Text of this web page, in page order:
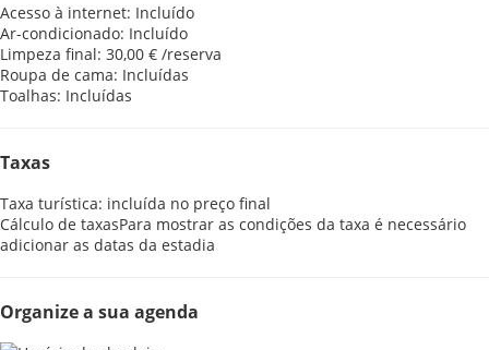
Acesso à internet: Incluído
Ar-condicionado: Incluído
Limpeza final: 30,00 € /reserva
Roupa de cama: Incluídas
Toalhas: Incluídas
Taxas
Taxa turística: incluída no preço final
Cálculo de taxasPara mostrar as condições da taxa é necessário
adicionar as datas da estadia
Organize a sua agenda